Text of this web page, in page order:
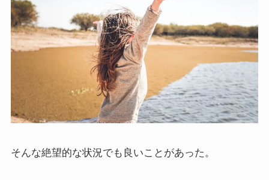
そんな絶望的な状況でも良いことがあった。